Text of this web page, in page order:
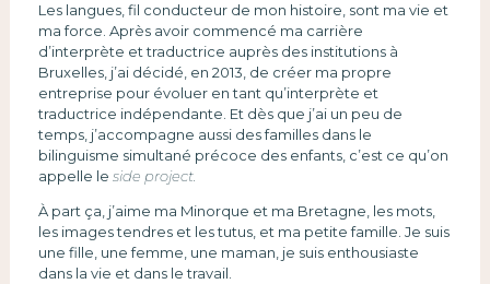
Les langues, fil conducteur de mon histoire, sont ma vie et
ma force. Après avoir commencé ma carrière
d’interprète et traductrice auprès des institutions à
Bruxelles, j’ai décidé, en 2013, de créer ma propre
entreprise pour évoluer en tant qu’interprète et
traductrice indépendante. Et dès que j’ai un peu de
temps, j’accompagne aussi des familles dans le
bilinguisme simultané précoce des enfants, c’est ce qu’on
appelle le side project.
À part ça, j’aime ma Minorque et ma Bretagne, les mots,
les images tendres et les tutus, et ma petite famille. Je suis
une fille, une femme, une maman, je suis enthousiaste
dans la vie et dans le travail.